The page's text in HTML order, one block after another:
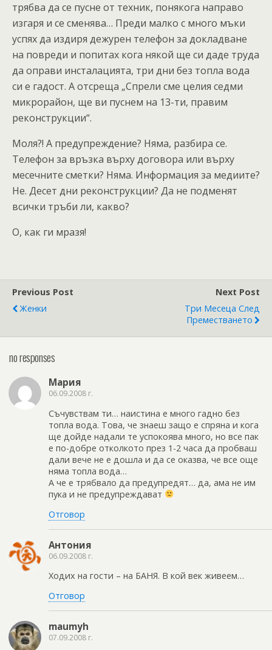
трябва да се пусне от техник, понякога направо
изгаря и се сменява… Преди малко с много мъки
успях да издиря дежурен телефон за докладване
на повреди и попитах кога някой ще си даде труда
да оправи инсталацията, три дни без топла вода
си е гадост. А отсреща „Спрели сме целия седми
микрорайон, ще ви пуснем на 13-ти, правим
реконструкции“.
Моля?! А предупреждение? Няма, разбира се.
Телефон за връзка върху договора или върху
месечните сметки? Няма. Информация за медиите?
Не. Десет дни реконструкции? Да не подменят
всички тръби ли, какво?
О, как ги мразя!
Previous Post
Женки
Next Post
Три Месеца След
Преместването
no responses
Мария
06.09.2008 г.
Съчувствам ти… наистина е много гадно без
топла вода. Това, че знаеш защо е спряна и кога
ще дойде надали те успокоява много, но все пак
е по-добре отколкото през 1-2 часа да пробваш
дали вече не е дошла и да се оказва, че все още
няма топла вода…
А че е трябвало да предупредят… да, ама не им
пука и не предупреждават
Отговор
Антония
06.09.2008 г.
Ходих на гости – на БАНЯ. В кой век живеем…
Отговор
maumyh
07.09.2008 г.